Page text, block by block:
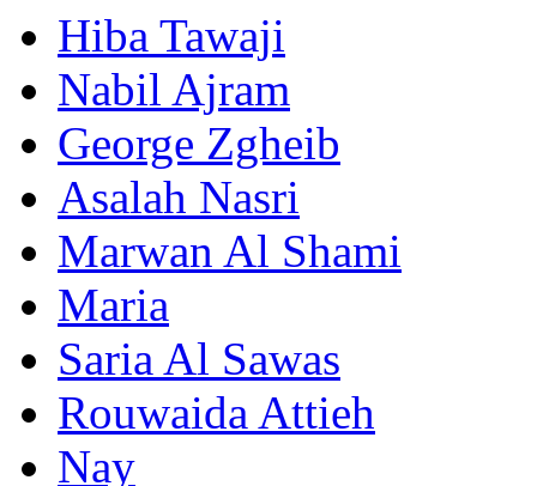
Hiba Tawaji
Nabil Ajram
George Zgheib
Asalah Nasri
Marwan Al Shami
Maria
Saria Al Sawas
Rouwaida Attieh
Nay